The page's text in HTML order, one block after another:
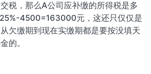
税，那么A公司应补缴的所得税是多
4500=163000元，这还只仅仅是
欠缴期到现在实缴期都是要按没填天
的。